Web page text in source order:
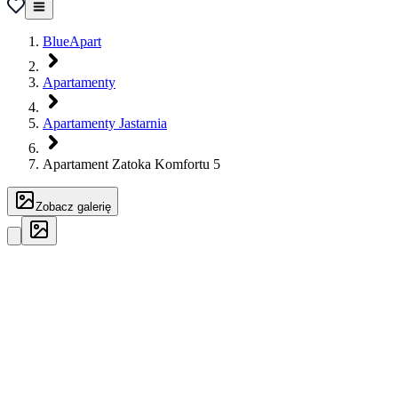
BlueApart
Apartamenty
Apartamenty Jastarnia
Apartament Zatoka Komfortu 5
Zobacz galerię